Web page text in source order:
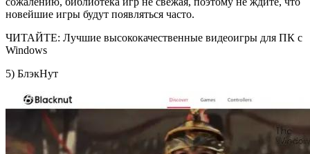
новейшие игры будут появляться часто.
ЧИТАЙТЕ: Лучшие высококачественные видеоигры для ПК с
Windows
5) БлэкНут